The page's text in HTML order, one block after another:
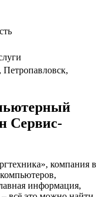
Петропавловск,
Сервис-
компания в
информация,